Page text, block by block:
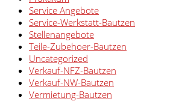
Service Angebote
Service-Werkstatt-Bautzen
Stellenangebote
Teile-Zubehoer-Bautzen
Uncategorized
Verkauf-NFZ-Bautzen
Verkauf-NW-Bautzen
Vermietung-Bautzen